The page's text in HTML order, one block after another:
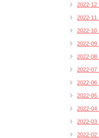
2022-12
2022-11
2022-10
2022-09
2022-08
2022-07
2022-06
2022-05
2022-04
2022-03
2022-02